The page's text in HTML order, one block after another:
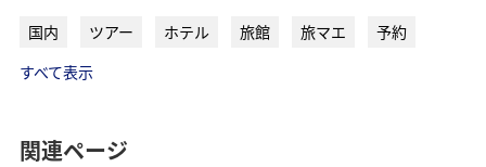
ANAトラベラーズ厳選 鬼怒川
国内 ツアー ホテル 旅館 旅マエ
予約
すべて表示
関連ページ